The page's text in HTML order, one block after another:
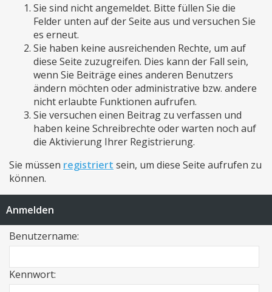
Sie sind nicht angemeldet. Bitte füllen Sie die
Felder unten auf der Seite aus und versuchen Sie
es erneut.
Sie haben keine ausreichenden Rechte, um auf
diese Seite zuzugreifen. Dies kann der Fall sein,
wenn Sie Beiträge eines anderen Benutzers
ändern möchten oder administrative bzw. andere
nicht erlaubte Funktionen aufrufen.
Sie versuchen einen Beitrag zu verfassen und
haben keine Schreibrechte oder warten noch auf
die Aktivierung Ihrer Registrierung.
Sie müssen registriert sein, um diese Seite aufrufen zu
können.
Anmelden
Benutzername:
Kennwort: